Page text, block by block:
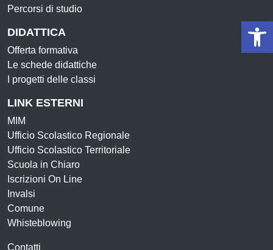
Percorsi di studio
DIDATTICA
Offerta formativa
Le schede didattiche
I progetti delle classi
LINK ESTERNI
MIM
Ufficio Scolastico Regionale
Ufficio Scolastico Territoriale
Scuola in Chiaro
Iscrizioni On Line
Invalsi
Comune
Whisteblowing
Contatti